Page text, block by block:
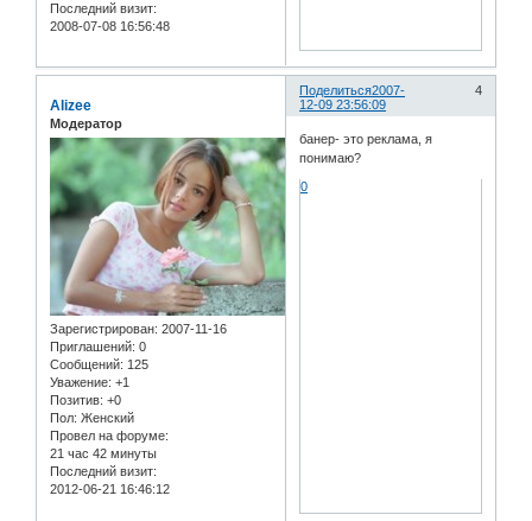
Последний визит:
2008-07-08 16:56:48
Поделиться 4
2007-
12-09 23:56:09
Alizee
Модератор
Зарегистрирован: 2007-11-16
Приглашений: 0
Сообщений: 125
Уважение: +1
Позитив: +0
Пол: Женский
Провел на форуме:
21 час 42 минуты
Последний визит:
2012-06-21 16:46:12
банер- это реклама, я
понимаю?
0